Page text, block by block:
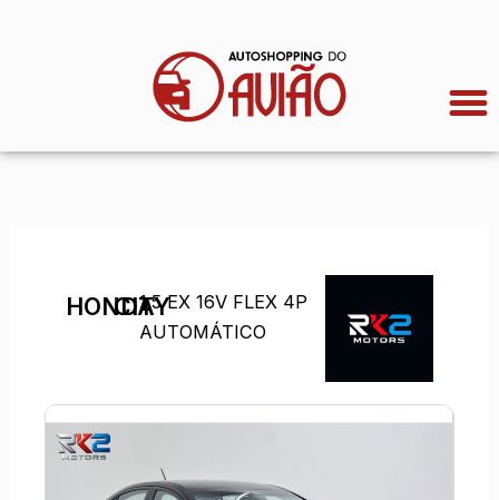
HONDA
CITY1.5 EX 16V FLEX 4P
AUTOMÁTICO